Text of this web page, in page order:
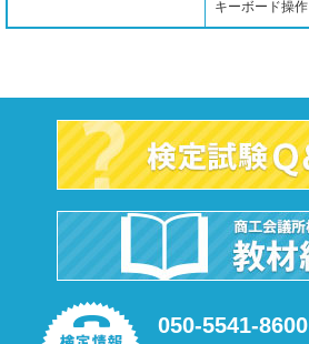
キーボード操作
050-5541-8600